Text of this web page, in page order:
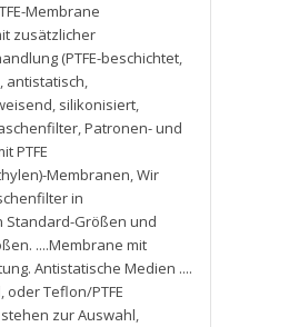
Membrane
zusätzlicher
(PTFE-beschichtet,
, antistatisch,
, silikonisiert,
,Patronen- und
PTFE
Membranen,Wir
in
Standard-Größen und
....Membrane mit
Antistatische Medien ....
, oder Teflon/PTFE
zur Auswahl,